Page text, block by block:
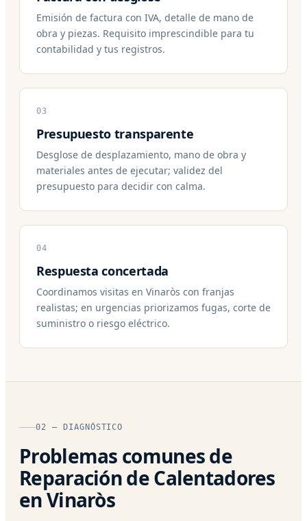
Emisión de factura con IVA, detalle de mano de
obra y piezas. Requisito imprescindible para tu
contabilidad y tus registros.
03
Presupuesto transparente
Desglose de desplazamiento, mano de obra y
materiales antes de ejecutar; validez del
presupuesto para decidir con calma.
04
Respuesta concertada
Coordinamos visitas en Vinaròs con franjas
realistas; en urgencias priorizamos fugas, corte de
suministro o riesgo eléctrico.
02 — DIAGNÓSTICO
Problemas comunes de
Reparación de Calentadores
en Vinaròs